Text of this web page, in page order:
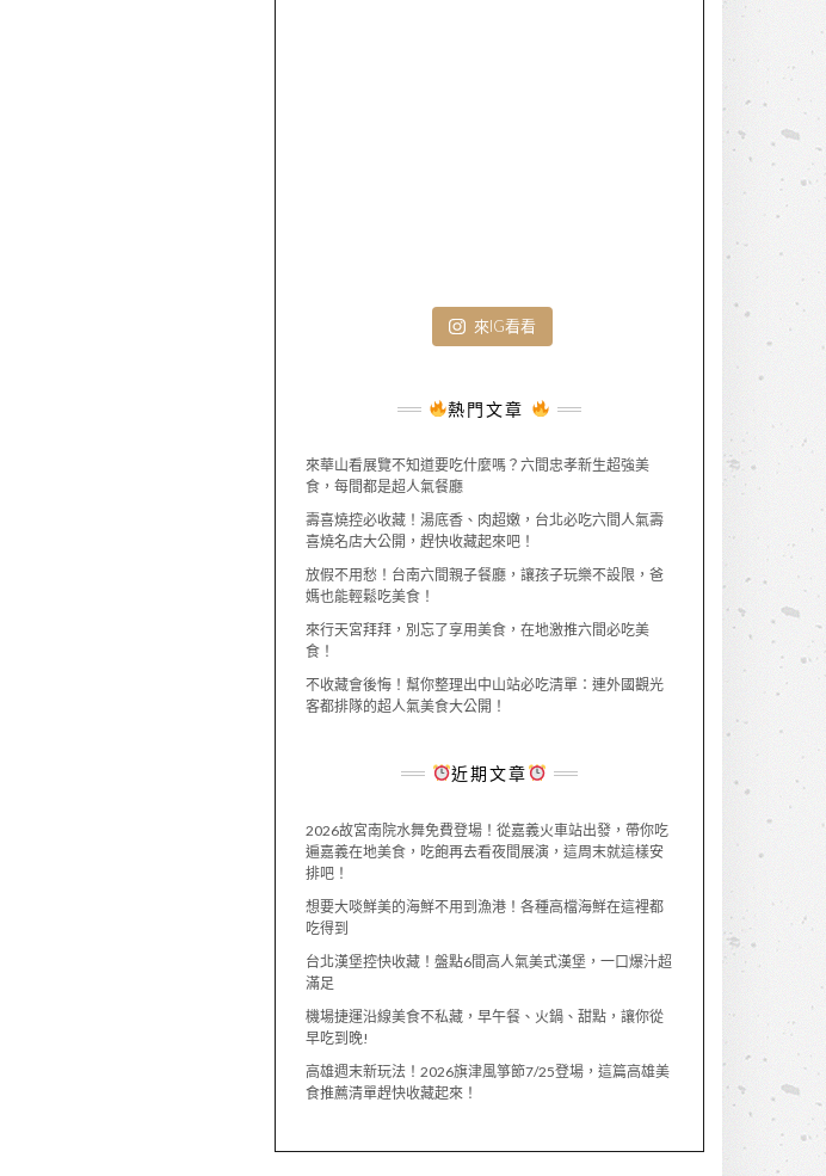
來IG看看
熱門文章
來華山看展覽不知道要吃什麼嗎？六間忠孝新生超強美
食，每間都是超人氣餐廳
壽喜燒控必收藏！湯底香、肉超嫩，台北必吃六間人氣壽
喜燒名店大公開，趕快收藏起來吧！
放假不用愁！台南六間親子餐廳，讓孩子玩樂不設限，爸
媽也能輕鬆吃美食！
來行天宮拜拜，別忘了享用美食，在地激推六間必吃美
食！
不收藏會後悔！幫你整理出中山站必吃清單：連外國觀光
客都排隊的超人氣美食大公開！
近期文章
2026故宮南院水舞免費登場！從嘉義火車站出發，帶你吃
遍嘉義在地美食，吃飽再去看夜間展演，這周末就這樣安
排吧！
想要大啖鮮美的海鮮不用到漁港！各種高檔海鮮在這裡都
吃得到
台北漢堡控快收藏！盤點6間高人氣美式漢堡，一口爆汁超
滿足
機場捷運沿線美食不私藏，早午餐、火鍋、甜點，讓你從
早吃到晚!
高雄週末新玩法！2026旗津風箏節7/25登場，這篇高雄美
食推薦清單趕快收藏起來！